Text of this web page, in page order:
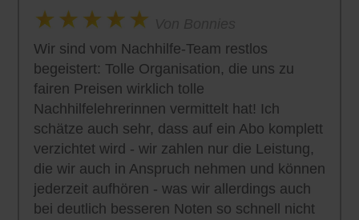
Wir sind vom Nachhilfe-Team restlos
begeistert: Tolle Organisation, die uns zu
fairen Preisen wirklich tolle
Nachhilfelehrerinnen vermittelt hat! Ich
schätze auch sehr, dass auf ein Abo komplett
verzichtet wird - wir zahlen nur die Leistung,
die wir auch in Anspruch nehmen und können
jederzeit aufhören - was wir allerdings auch
bei deutlich besseren Noten so schnell nicht